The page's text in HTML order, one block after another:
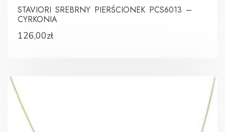
STAVIORI SREBRNY PIERŚCIONEK PCS6013 –
CYRKONIA
126,00zł